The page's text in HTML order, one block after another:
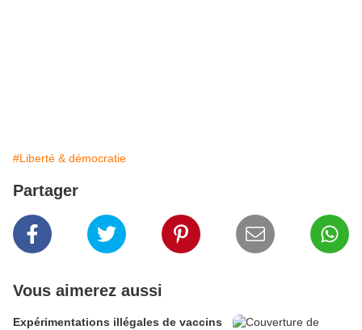
#Liberté & démocratie
Partager
Vous aimerez aussi
Expérimentations illégales de vaccins